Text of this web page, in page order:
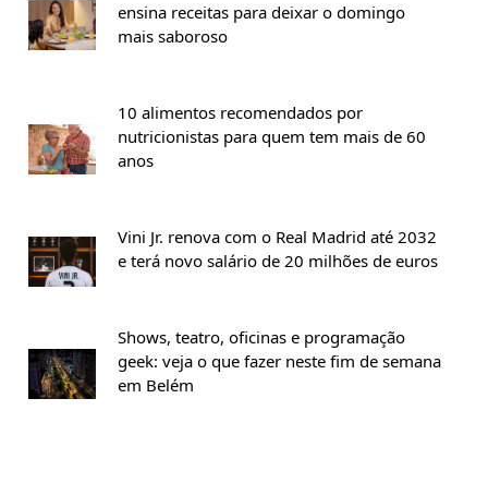
ensina receitas para deixar o domingo
mais saboroso
10 alimentos recomendados por
nutricionistas para quem tem mais de 60
anos
Vini Jr. renova com o Real Madrid até 2032
e terá novo salário de 20 milhões de euros
Shows, teatro, oficinas e programação
geek: veja o que fazer neste fim de semana
em Belém